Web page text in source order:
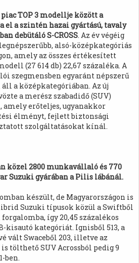
TOP 3 modellje között a
el a szintén hazai gyártású, tavaly
debütáló S-CROSS. Az év végéig
alsó-középkategóriás
amely az összes értékesített
(27 614 db) 22,67 százaléka. A
szegmensben egyaránt népszerű
a középkategóriában. Az új
a merész szabadidő (SUV)
erőteljes, ugyanakkor
élményt, fejlett biztonsági
szolgáltatásokat kínál.
közel 2800 munkavállaló és 770
Suzuki gyárában a Pilis lábánál.
készült, de Magyarországon is
Suzuki típusok közül a Swiftből
így 20,45 százalékos
kisautó kategóriát. Ignisből 513, a
vált Swaceből 203, illetve az
tölthető SUV Acrossból pedig 9
ben.